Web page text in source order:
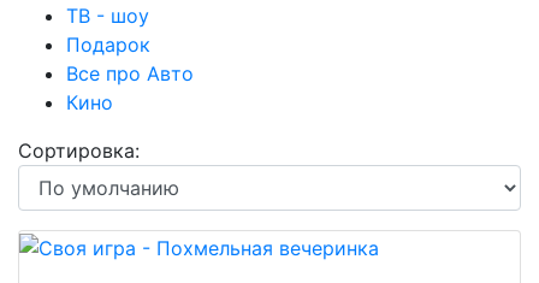
ТВ - шоу
Подарок
Все про Авто
Кино
Сортировка: